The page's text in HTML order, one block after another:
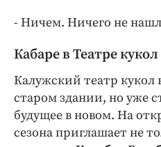
- Ничем. Ничего не
Кабаре в Театре кукол
Калужский театр кукол
старом здании, но уже
будущее в новом. На
сезона приглашает не